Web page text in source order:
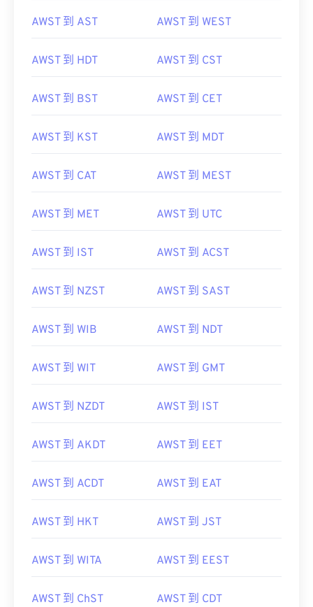
AWST 到 AST AWST 到 WEST
AWST 到 HDT AWST 到 CST
AWST 到 BST AWST 到 CET
AWST 到 KST AWST 到 MDT
AWST 到 CAT AWST 到 MEST
AWST 到 MET AWST 到 UTC
AWST 到 IST AWST 到 ACST
AWST 到 NZST AWST 到 SAST
AWST 到 WIB AWST 到 NDT
AWST 到 WIT AWST 到 GMT
AWST 到 NZDT AWST 到 IST
AWST 到 AKDT AWST 到 EET
AWST 到 ACDT AWST 到 EAT
AWST 到 HKT AWST 到 JST
AWST 到 WITA AWST 到 EEST
AWST 到 ChST AWST 到 CDT